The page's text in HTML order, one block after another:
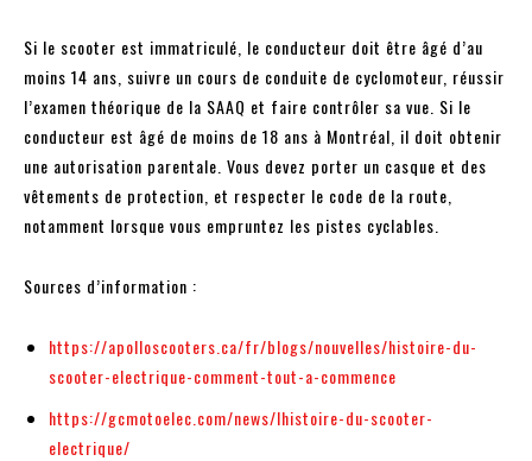
Si le scooter est immatriculé, le conducteur doit être âgé d’au
moins 14 ans, suivre un cours de conduite de cyclomoteur, réussir
l’examen théorique de la SAAQ et faire contrôler sa vue. Si le
conducteur est âgé de moins de 18 ans à Montréal, il doit obtenir
une autorisation parentale. Vous devez porter un casque et des
vêtements de protection, et respecter le code de la route,
notamment lorsque vous empruntez les pistes cyclables.
Sources d’information :
https://apolloscooters.ca/fr/blogs/nouvelles/histoire-du-
scooter-electrique-comment-tout-a-commence
https://gcmotoelec.com/news/lhistoire-du-scooter-
electrique/